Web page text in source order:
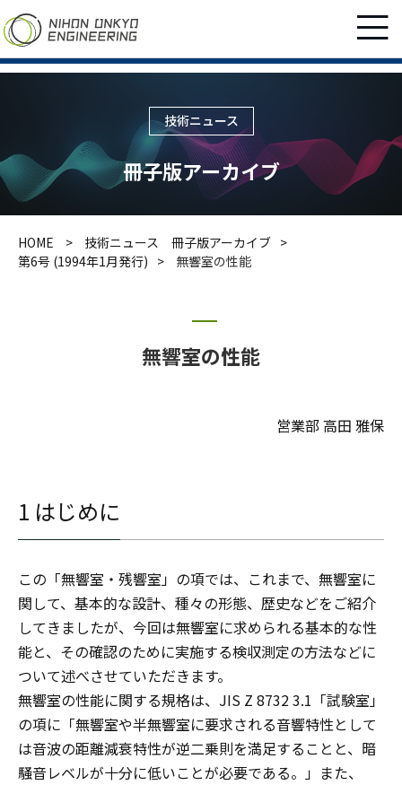
技術ニュース
冊子版アーカイブ
HOME
技術ニュース 冊子版アーカイブ
第6号 (1994年1月発行)
無響室の性能
無響室の性能
営業部 高田 雅保
1 はじめに
この「無響室・残響室」の項では、これまで、無響室に
関して、基本的な設計、種々の形態、歴史などをご紹介
してきましたが、今回は無響室に求められる基本的な性
能と、その確認のために実施する検収測定の方法などに
ついて述べさせていただきます。
無響室の性能に関する規格は、JIS Z 8732 3.1「試験室」
の項に「無響室や半無響室に要求される音響特性として
は音波の距離減衰特性が逆二乗則を満足することと、暗
騒音レベルが十分に低いことが必要である。」また、